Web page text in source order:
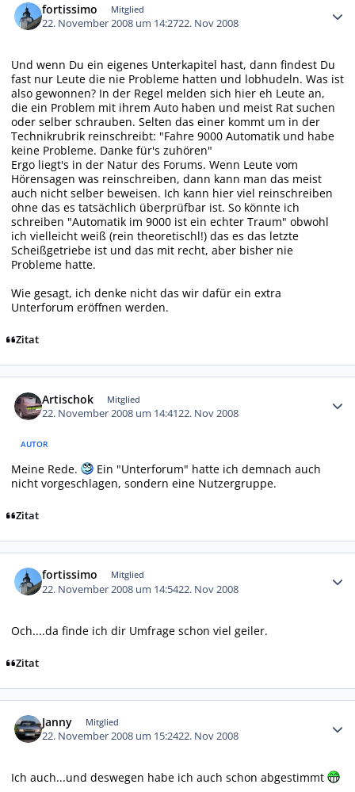
fortissimo Mitglied
22. November 2008 um 14:2722. Nov 2008
Und wenn Du ein eigenes Unterkapitel hast, dann findest Du
fast nur Leute die nie Probleme hatten und lobhudeln. Was ist
also gewonnen? In der Regel melden sich hier eh Leute an,
die ein Problem mit ihrem Auto haben und meist Rat suchen
oder selber schrauben. Selten das einer kommt um in der
Technikrubrik reinschreibt: "Fahre 9000 Automatik und habe
keine Probleme. Danke für's zuhören"
Ergo liegt's in der Natur des Forums. Wenn Leute vom
Hörensagen was reinschreiben, dann kann man das meist
auch nicht selber beweisen. Ich kann hier viel reinschreiben
ohne das es tatsächlich überprüfbar ist. So könnte ich
schreiben "Automatik im 9000 ist ein echter Traum" obwohl
ich vielleicht weiß (rein theoretischl!) das es das letzte
Scheißgetriebe ist und das mit recht, aber bisher nie
Probleme hatte.
Wie gesagt, ich denke nicht das wir dafür ein extra
Unterforum eröffnen werden.
Zitat
Artischok Mitglied
22. November 2008 um 14:4122. Nov 2008
AUTOR
Meine Rede.
Ein "Unterforum" hatte ich demnach auch
nicht vorgeschlagen, sondern eine Nutzergruppe.
Zitat
fortissimo Mitglied
22. November 2008 um 14:5422. Nov 2008
Och....da finde ich dir Umfrage schon viel geiler.
Zitat
Janny Mitglied
22. November 2008 um 15:2422. Nov 2008
Ich auch...und deswegen habe ich auch schon abgestimmt